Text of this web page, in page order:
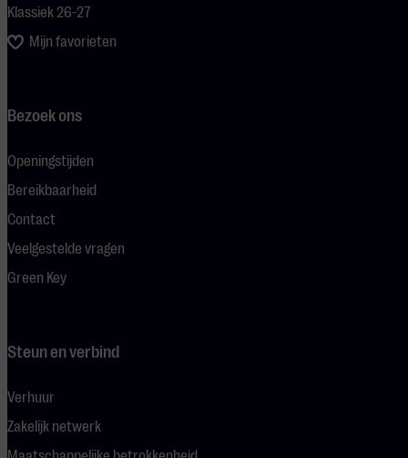
Klassiek 26-27
Mijn favorieten
Bezoek ons
Openingstijden
Bereikbaarheid
Contact
Veelgestelde vragen
Green Key
Steun en verbind
Verhuur
Zakelijk netwerk